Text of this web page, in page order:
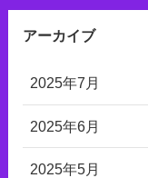
アーカイブ
2025年7月
2025年6月
2025年5月